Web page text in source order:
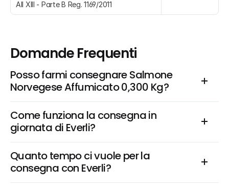
All XIII - Parte B Reg. 1169/2011
Domande Frequenti
Posso farmi consegnare Salmone
Norvegese Affumicato 0,300 Kg?
Come funziona la consegna in
giornata di Everli?
Quanto tempo ci vuole per la
consegna con Everli?